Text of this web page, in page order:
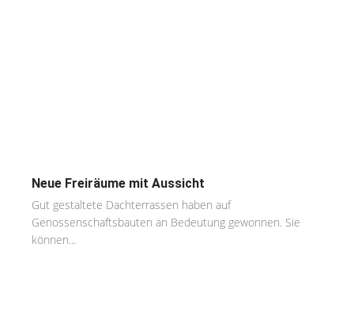
Neue Freiräume mit Aussicht
Gut gestaltete Dachterrassen haben auf
Genossenschaftsbauten an Bedeutung gewonnen. Sie
können...